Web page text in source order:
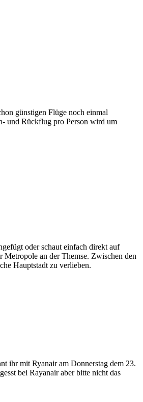
günstigen Flüge noch einmal
und Rückflug pro Person wird um
oder schaut einfach direkt auf
an der Themse. Zwischen den
Hauptstadt zu verlieben.
ihr mit Ryanair am Donnerstag dem 23.
bei Rayanair aber bitte nicht das